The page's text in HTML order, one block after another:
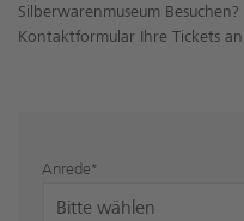
Silberwarenmuseum
Kontaktformular Ihre Tickets an.
Anrede*